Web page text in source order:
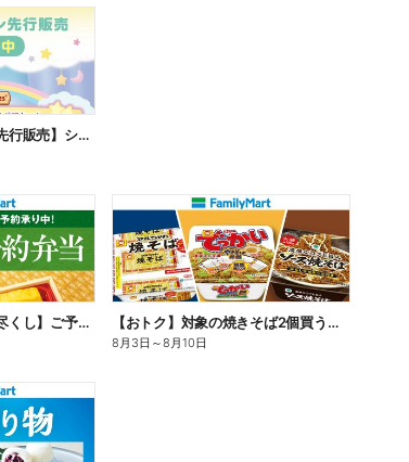
【ファミマオンライン先行販売】シルバニアファミリー
【旨さ格別、こだわり尽くし】ご予約弁当 【おトク】対象の焼きそば2個買うと100円引き!
8月3日 ～8月10日